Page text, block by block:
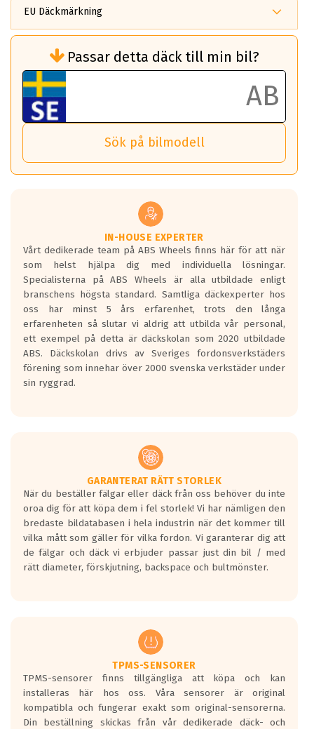
EU Däckmärkning
bränsleförbrukningen)
Det ska vara en betygsskala från klass A
till G för rullmotstånd.
Ett klass A däck kommer ha 6,5% bättre
bränsleförbrukning än ett klass G däck.
Det betyder att om man kör 10,000 km,
så sparar man 50 liter bränsle med ett
vilken körstil du använder.
Våtgrepp egenskaper:
Betygsskalan är satt A till F. Där A påvisar
den kortaste bromssträckan och F är den
längsta.
Inga D eller G betyg delas ut för
personbilar och lätta lastbilar.
Betyget sätts efter ett test där däcken
skall bromsa in på en väg där det ligger
0.5-1.5 mm vatten.
I 80km/h kommer skillnaden på
Vid körning i över 50km/h brukar
rullmotståndets ljud överträffa
motorljudet.
På däckmärkningen kommer det finnas
en symbol av ett däck med vågar. Hög
bullernivå markeras med svarta vågor
medans de vita vågorna påvisar om det är
ett tyst däck.
regelverket som introduceras år 2016.
Ett däck med två svarta vågor är redan
godkända för år 2016 nya regelverk.
Ett däck med en svart våg kommer vara
minst tre decibel tystare än det
regelverk som börjar gälla 2016.
Passar detta däck till min bil?
Sök på bilmodell
IN-HOUSE EXPERTER
Vårt dedikerade team på ABS Wheels finns här för att när
som helst hjälpa dig med individuella lösningar.
Specialisterna på ABS Wheels är alla utbildade enligt
branschens högsta standard. Samtliga däckexperter hos
oss har minst 5 års erfarenhet, trots den långa
erfarenheten så slutar vi aldrig att utbilda vår personal,
ett exempel på detta är däckskolan som 2020 utbildade
ABS. Däckskolan drivs av Sveriges fordonsverkstäders
förening som innehar över 2000 svenska verkstäder under
sin ryggrad.
GARANTERAT RÄTT STORLEK
När du beställer fälgar eller däck från oss behöver du inte
oroa dig för att köpa dem i fel storlek! Vi har nämligen den
bredaste bildatabasen i hela industrin när det kommer till
vilka mått som gäller för vilka fordon. Vi garanterar dig att
de fälgar och däck vi erbjuder passar just din bil / med
rätt diameter, förskjutning, backspace och bultmönster.
TPMS-SENSORER
TPMS-sensorer finns tillgängliga att köpa och kan
installeras här hos oss. Våra sensorer är original
kompatibla och fungerar exakt som original-sensorerna.
Din beställning skickas från vår dedikerade däck- och